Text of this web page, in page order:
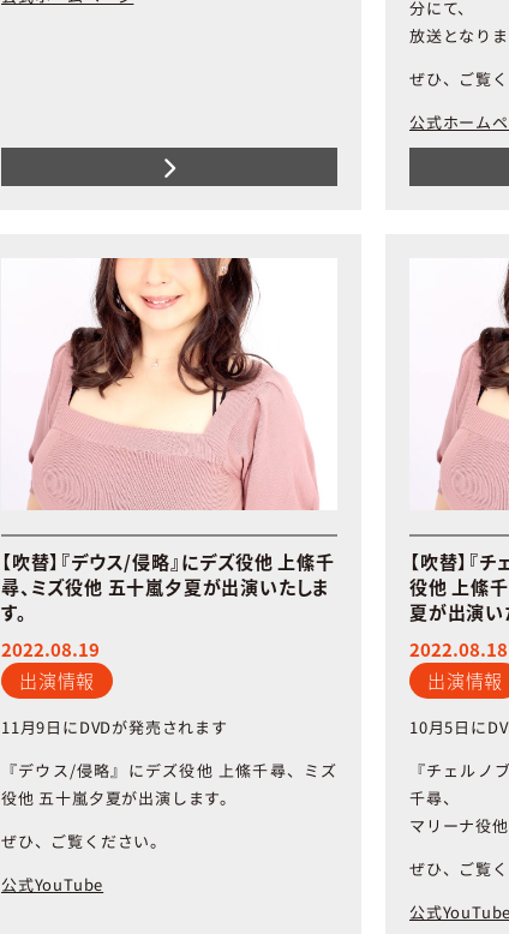
分にて、
放送となりま
ぜひ、ご覧く
公式ホーム
【吹替】『デウス/侵略』にデズ役他 上絛千
尋、ミズ役他 五十嵐夕夏が出演いたしま
す。
2022.08.19
出演情報
11月9日にDVDが発売されます
『デウス/侵略』にデズ役他 上絛千尋、ミズ
役他 五十嵐夕夏が出演します。
ぜひ、ご覧ください。
公式YouTube
【吹替】『
役他 上絛
夏が出演い
2022.08.18
出演情報
10月5日に
『チェルノ
千尋、
マリーナ役他
ぜひ、ご覧く
公式YouTube